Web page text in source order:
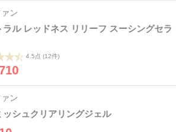
ン
ラル レッドネス リリーフ スーシングセラ
4.5点 (12件)
ン
ッシュクリアリングジェル